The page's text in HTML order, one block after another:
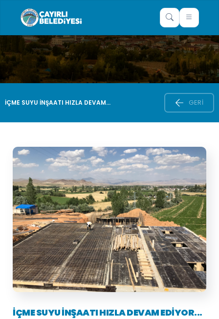
İÇME SUYU İNŞAATI HIZLA DEVAM... GERI
İÇME SUYU İNŞAATI HIZLA DEVAM EDIYOR...